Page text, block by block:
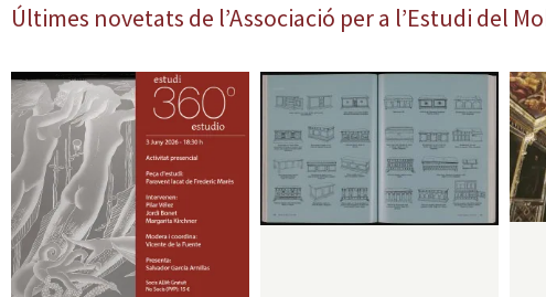
Últimes novetats de l’Associació per a l’Estudi del